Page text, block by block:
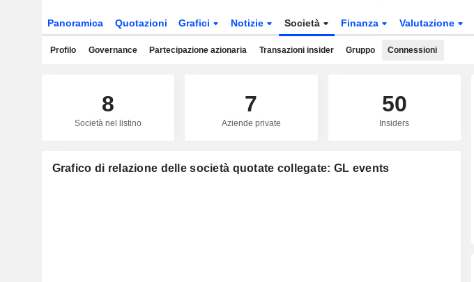
Panoramica Quotazioni Grafici Notizie Società Finanza Valutazione
Profilo Governance Partecipazione azionaria Transazioni insider Gruppo Connessioni
8
Società nel listino
7
Aziende private
50
Insiders
Grafico di relazione delle società quotate collegate: GL events